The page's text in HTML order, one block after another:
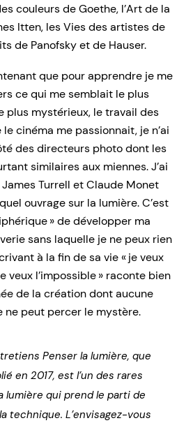
couleursde Goethe, l’Art de la
Itten, lesVies des artistesde
de Panofsky et de Hauser.
que pour apprendre je me
ce qui me semblait le plus
plus mystérieux, le travail des
cinéma me passionnait, je n’ai
des directeurs photo dont les
similaires aux miennes. J’ai
Turrell et Claude Monet
ouvrage sur la lumière. C’est
» de développer ma
sans laquelle je ne peux rien
à la fin de sa vie « je veux
veux l’impossible » raconte bien
de la création dont aucune
ne peut percer le mystère.
Penser la lumière, que
en 2017, est l’un des rares
lumière qui prend le parti de
technique. L’envisagez-vous